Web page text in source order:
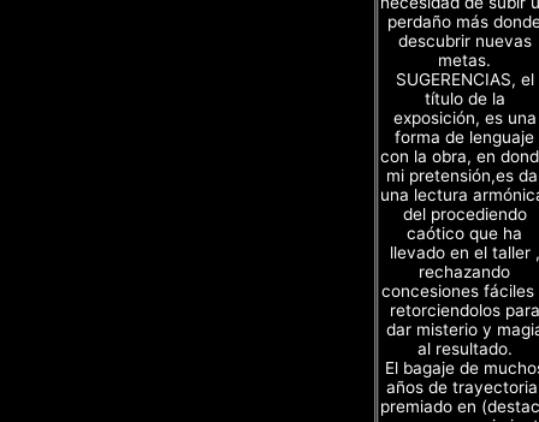
perdaño más
descubrir nuevas
metas.
SUGERENCIAS, el
título de la
exposición, es una
forma de lenguaje
con la obra, en
mi pretensión,es
una lectura
del procediendo
caótico que ha
llevado en el taller ,
rechazando
concesiones fáciles
retorciendolos para
dar misterio y
al resultado.
El bagaje de
años de
premiado en